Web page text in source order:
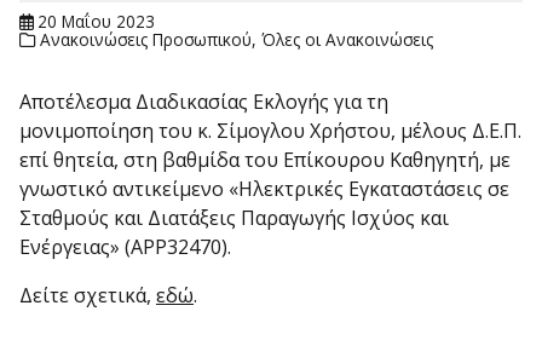
20 Μαΐου 2023
Ανακοινώσεις Προσωπικού,Όλες οι Ανακοινώσεις
Αποτέλεσμα Διαδικασίας Εκλογής για τη
μονιμοποίηση του κ. Σίμογλου Χρήστου, μέλους Δ.Ε.Π.
επί θητεία, στη βαθμίδα του Επίκουρου Καθηγητή, με
γνωστικό αντικείμενο «Ηλεκτρικές Εγκαταστάσεις σε
Σταθμούς και Διατάξεις Παραγωγής Ισχύος και
Ενέργειας» (APP32470).
Δείτε σχετικά, εδώ.